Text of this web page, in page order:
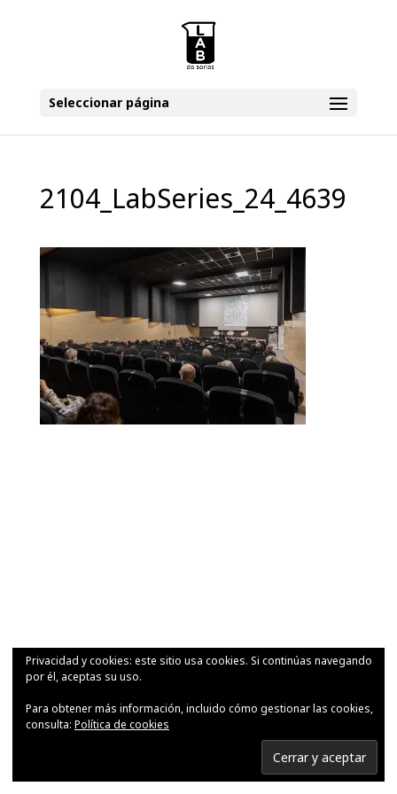
Seleccionar página
2104_LabSeries_24_4639
Privacidad y cookies: este sitio usa cookies. Si continúas navegando
por él, aceptas su uso.
Para obtener más información, incluido cómo gestionar las cookies,
consulta: Política de cookies